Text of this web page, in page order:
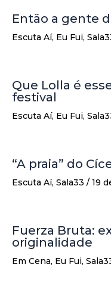
Então a gente
Escuta Aí, Eu Fui,
Que Lolla é
festival
Escuta Aí, Eu Fui,
“A praia” do
Escuta Aí, Sala33 / 19
Fuerza Bruta:
originalidade
Em Cena, Eu Fui,